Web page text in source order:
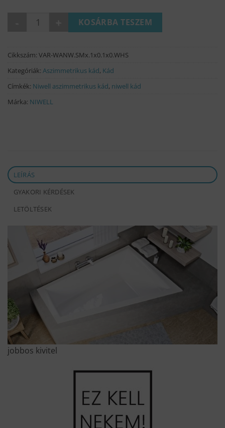
AMOR slim aszimmetrikus kád mennyiség
KOSÁRBA TESZEM
Cikkszám: VAR-WANW.SMx.1x0.1x0.WHS
Kategóriák: Aszimmetrikus kád, Kád
Címkék: Niwell aszimmetrikus kád, niwell kád
Márka: NIWELL
LEÍRÁS
GYAKORI KÉRDÉSEK
LETÖLTÉSEK
jobbos kivitel